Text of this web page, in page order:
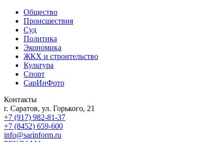
Общество
Происшествия
Суд
Политика
Экономика
ЖКХ и строительство
Культура
Спорт
СарИнФото
Контакты
г. Саратов, ул. Горького, 21
+7 (917) 982-81-37
+7 (8452) 659-600
info@sarinform.ru